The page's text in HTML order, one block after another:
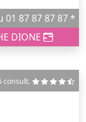
Prendre RDV avec BLANCHE DIONE au 01 87 87 87 87 *
DIONE
consult.